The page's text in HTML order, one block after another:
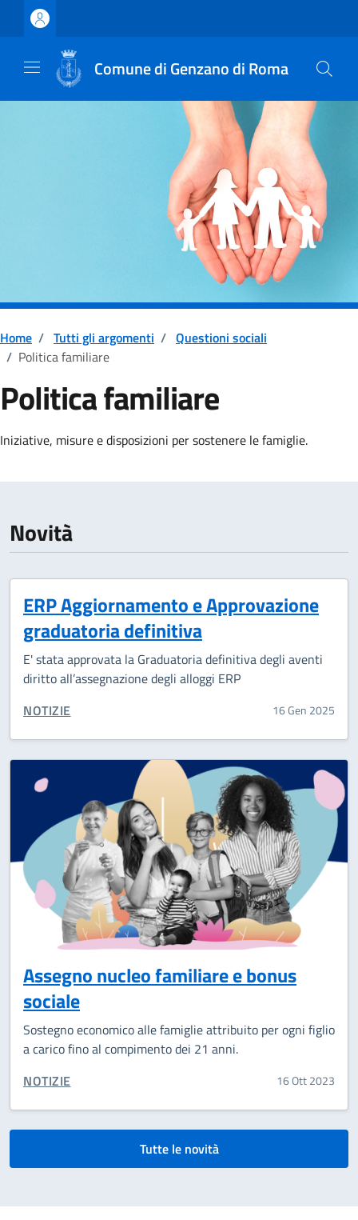
Vai ai contenuti
Vai al footer
Comune di Genzano di Roma
Home / Tutti gli argomenti / Questioni sociali
/ Politica familiare
Politica familiare
Dettagli della notizia
Iniziative, misure e disposizioni per sostenere le famiglie.
Novità
ERP Aggiornamento e Approvazione
graduatoria definitiva
E' stata approvata la Graduatoria definitiva degli aventi
diritto all’assegnazione degli alloggi ERP
CATEGORIA CORRELATA:
NOTIZIE 16 Gen 2025
Assegno nucleo familiare e bonus
sociale
Sostegno economico alle famiglie attribuito per ogni figlio
a carico fino al compimento dei 21 anni.
CATEGORIA CORRELATA:
NOTIZIE 16 Ott 2023
Tutte le novità